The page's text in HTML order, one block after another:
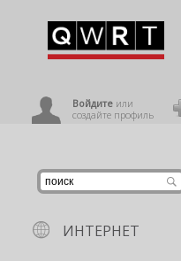
Войдитеили
создайте профиль
ИНТЕРНЕТ